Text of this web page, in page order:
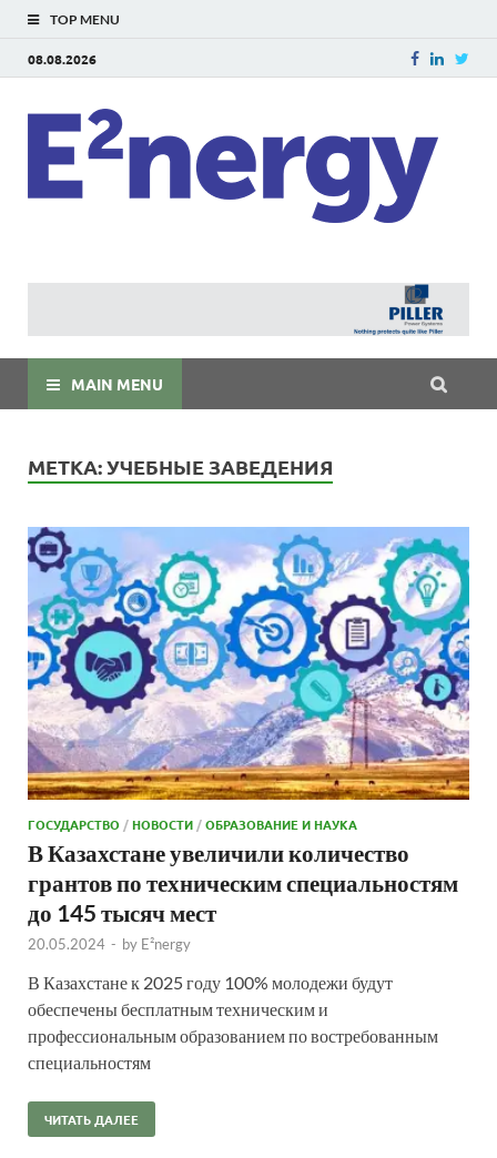
TOP MENU
08.08.2026
MAIN MENU
МЕТКА:УЧЕБНЫЕ ЗАВЕДЕНИЯ
ГОСУДАРСТВО /НОВОСТИ /ОБРАЗОВАНИЕ И НАУКА
В Казахстане увеличили количество
грантов по техническим специальностям
до 145 тысяч мест
20.05.2024 - by E²nergy
В Казахстане к 2025 году 100% молодежи будут
обеспечены бесплатным техническим и
профессиональным образованием по востребованным
специальностям
ЧИТАТЬ ДАЛЕЕ